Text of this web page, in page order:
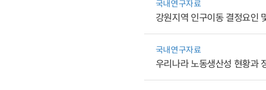
국내연구자료
강원지역 인구이동 결정요인
국내연구자료
우리나라 노동생산성 현황과